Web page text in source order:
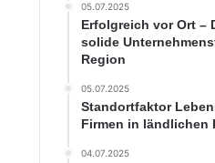
05.07.2025
Erfolgreich vor Ort –
solide
Region
05.07.2025
Standortfaktor
Firmen in ländlichen
04.07.2025